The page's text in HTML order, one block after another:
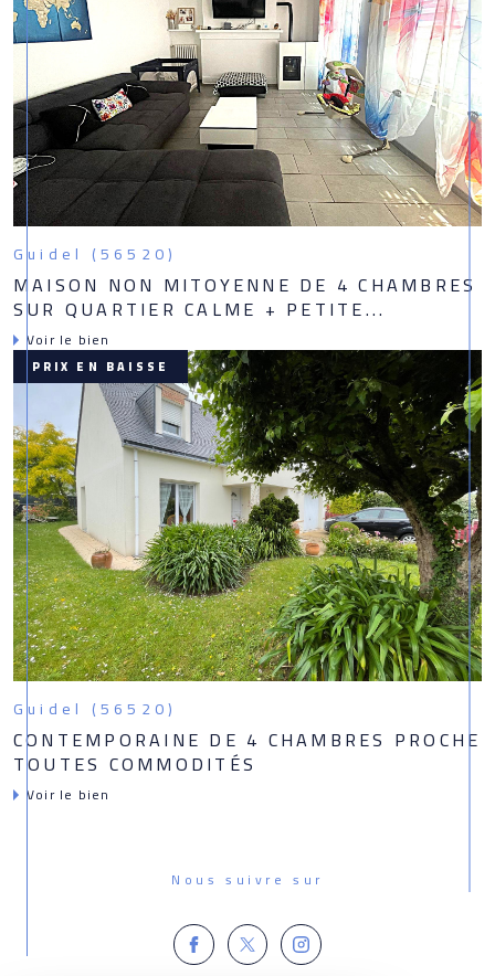
Guidel (56520)
MAISON NON MITOYENNE DE 4 CHAMBRES
SUR QUARTIER CALME + PETITE...
Voir le bien
PRIX EN BAISSE
Guidel (56520)
CONTEMPORAINE DE 4 CHAMBRES PROCHE
TOUTES COMMODITÉS
Voir le bien
Nous suivre sur